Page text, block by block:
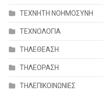
ΤΕΧΝΗΤΗ ΝΟΗΜΟΣΥΝΗ
ΤΕΧΝΟΛΟΓΙΑ
ΤΗΛΕΘΕΑΣΗ
ΤΗΛΕΟΡΑΣΗ
ΤΗΛΕΠΙΚΟΙΝΩΝΙΕΣ